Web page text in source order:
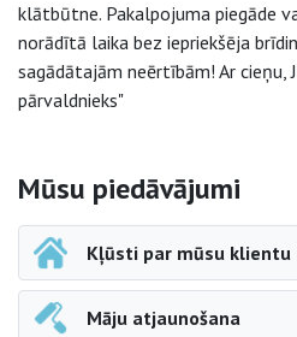
klātbūtne. Pakalpojuma piegāde
norādītā laika bez iepriekšēja
sagādātajām neērtībām! Ar cieņu,
pārvaldnieks"
Sāna navigācija
Mūsu piedāvājumi
Kļūsti par mūsu klientu
Māju atjaunošana